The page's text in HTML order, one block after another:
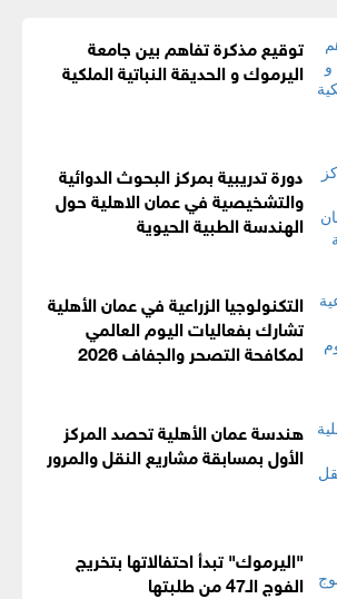
توقيع مذكرة تفاهم بين جامعة
اليرموك و الحديقة النباتية الملكية
دورة تدريبية بمركز البحوث الدوائية
والتشخيصية في عمان الاهلية حول
الهندسة الطبية الحيوية
التكنولوجيا الزراعية في عمان الأهلية
تشارك بفعاليات اليوم العالمي
لمكافحة التصحر والجفاف 2026
هندسة عمان الأهلية تحصد المركز
الأول بمسابقة مشاريع النقل والمرور
"اليرموك" تبدأ احتفالاتها بتخريج
الفوج الـ47 من طلبتها